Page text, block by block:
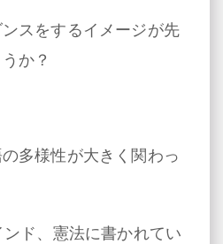
スをするイメージが先
か？
多様性が大きく関わっ
ド、憲法に書かれてい